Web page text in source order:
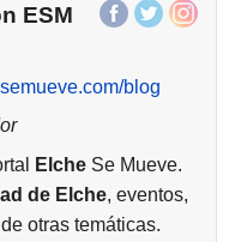
ESM
blog
ElcheSe Mueve.
de Elche, eventos,
otras temáticas.